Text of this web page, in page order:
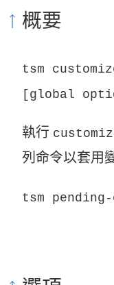
概要
tsm
[global
執行
列命令以套用
tsm